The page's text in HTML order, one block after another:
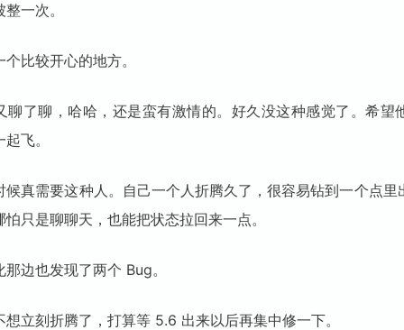
一次。
比较开心的地方。
聊了聊，哈哈，还是蛮有激情的。好久没这种感觉了。希望
飞。
候真需要这种人。自己一个人折腾久了，很容易钻到一个点里
只是聊聊天，也能把状态拉回来一点。
边也发现了两个 Bug。
想立刻折腾了，打算等 5.6 出来以后再集中修一下。